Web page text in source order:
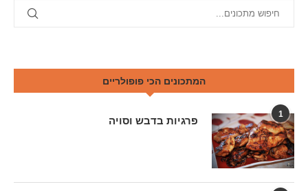
המתכונים הכי פופולריים
1
פרגיות בדבש וסויה